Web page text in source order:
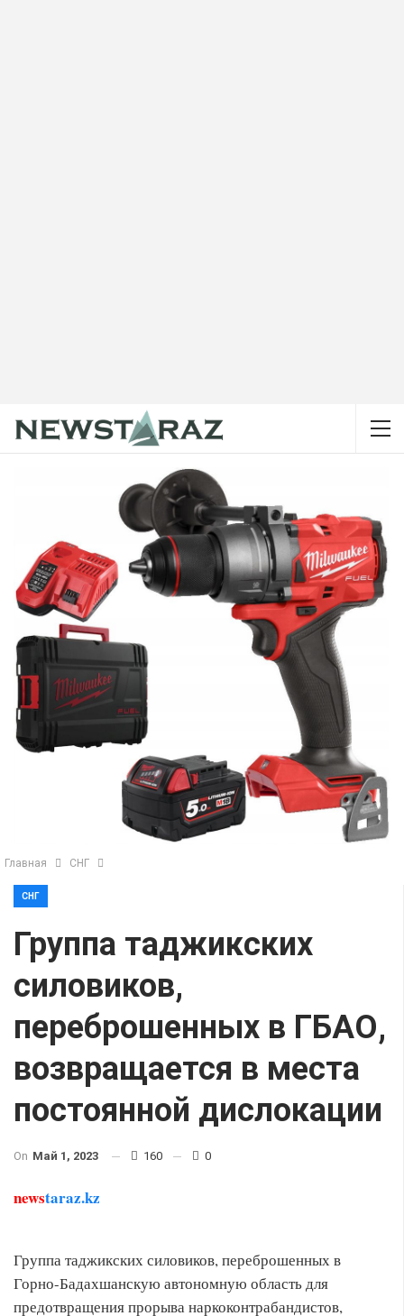
Главная СНГ
СНГ
Группа таджикских
силовиков,
переброшенных в ГБАО,
возвращается в места
постоянной дислокации
On Май 1, 2023 160 0
newstaraz.kz
Группа таджикских силовиков, переброшенных в
Горно-Бадахшанскую автономную область для
предотвращения прорыва наркоконтрабандистов,